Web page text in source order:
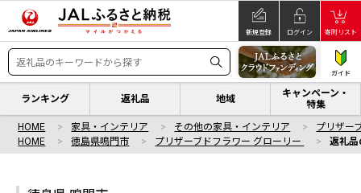
新規登録 ログイン 寄附リスト
ガイド
ランキング 返礼品 地域
キャンペーン・
特集
HOME 家具・インテリア その他の家具・インテリア
プリザー
HOME
徳島県鳴門市 プリザーブドフラワー グローリー 返礼